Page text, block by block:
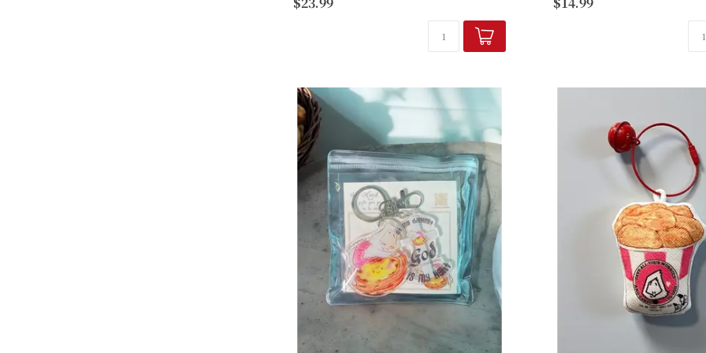
尺寸: 30x40cm
產品編號：FM-PS05
品牌：Hallelujah 魚媽手作店